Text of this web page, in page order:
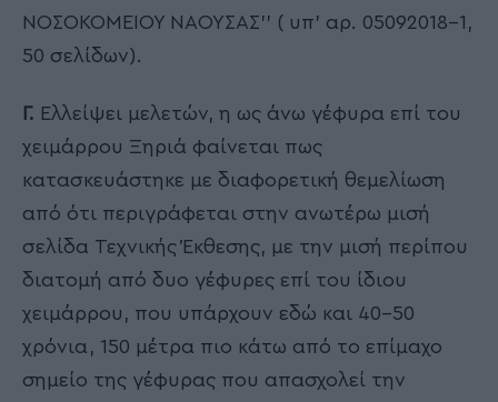
ΝΟΣΟΚΟΜΕΙΟΥ ΝΑΟΥΣΑΣ’’ ( υπ’ αρ. 05092018-1,
50 σελίδων).
Γ. Ελλείψει μελετών, η ως άνω γέφυρα επί του
χειμάρρου Ξηριά φαίνεται πως
κατασκευάστηκε με διαφορετική θεμελίωση
από ότι περιγράφεται στην ανωτέρω μισή
σελίδα Τεχνικής Έκθεσης, με την μισή περίπου
διατομή από δυο γέφυρες επί του ίδιου
χειμάρρου, που υπάρχουν εδώ και 40-50
χρόνια, 150 μέτρα πιο κάτω από το επίμαχο
σημείο της γέφυρας που απασχολεί την